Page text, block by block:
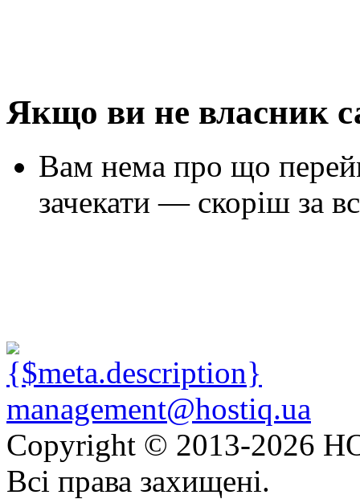
Якщо ви не власник
Вам нема про що
зачекати — скоріш за
management@hostiq.ua
Copyright © 2013-2026
Всі права захищені.